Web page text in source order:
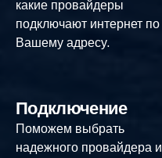
какие провайдеры
подключают интернет по
Вашему адресу.
Подключение
Поможем выбрать
надежного провайдера и